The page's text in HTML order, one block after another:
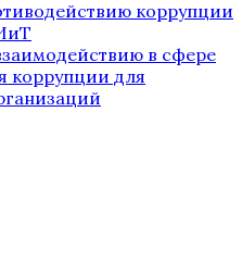
коррупции
в сфере
коррупции для